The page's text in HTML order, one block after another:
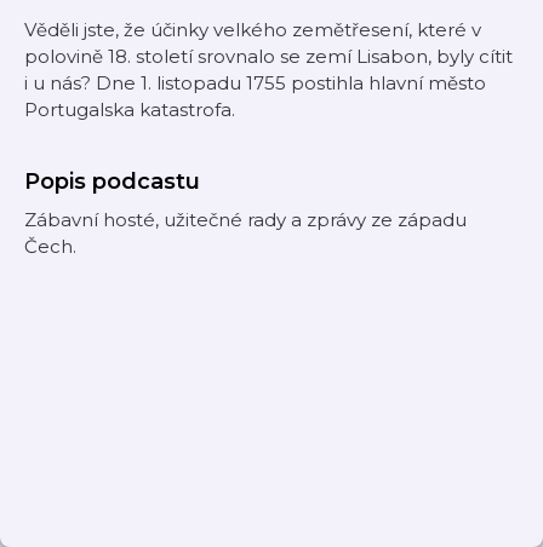
Věděli jste, že účinky velkého zemětřesení, které v
polovině 18. století srovnalo se zemí Lisabon, byly cítit
i u nás? Dne 1. listopadu 1755 postihla hlavní město
Portugalska katastrofa.
Popis podcastu
Zábavní hosté, užitečné rady a zprávy ze západu
Čech.